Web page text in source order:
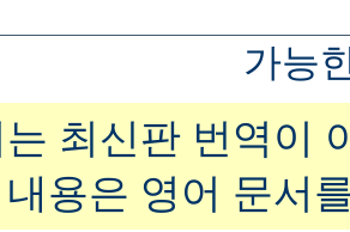
가능
최신판 번역이
용은 영어 문서